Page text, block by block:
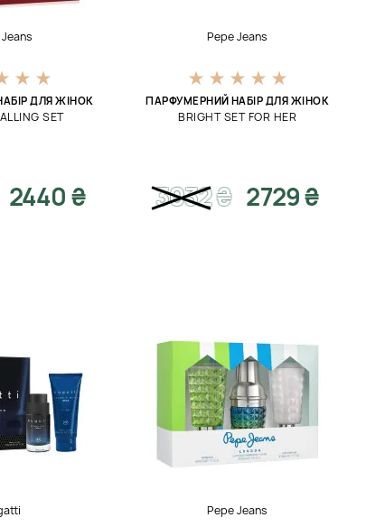
ДЛЯ ЖІНОК
SET
2440 ₴
Pepe Jeans
ПАРФУМЕРНИЙ НАБІР ДЛЯ ЖІНОК
BRIGHT SET FOR HER
3032₴ 2729 ₴
Pepe Jeans